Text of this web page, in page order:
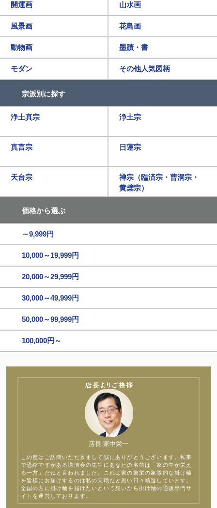
開運画 山水画
風景画 花鳥画
動物画 墨蹟・書
モダン その他人気図柄
宗派別に探す
浄土真宗 浄土宗
真言宗 日蓮宗
天台宗
禅宗（臨済宗・曹洞宗・
黄檗宗）
価格から選ぶ
～9,999円
10,000～19,999円
20,000～29,999円
30,000～49,999円
50,000～99,999円
100,000円～
店長 家中栄一
この度はご訪問いただきまして誠にありがとうございます。私事
で恐縮ですがある講演会の先生にあなたの名前は「家の中が栄え
る一方」だねと言われました。これは家の繁栄の象徴的な掛け軸
を皆様にお届けするのは私の天職だと思い日々精進しています。
全国の方に掛け軸を届けたいという想いから掛け軸の通販専門サ
イトを運営しております。